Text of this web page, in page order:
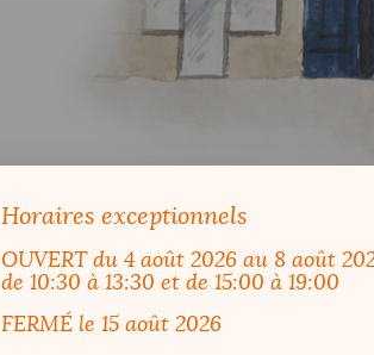
Horaires exceptionnels
OUVERT du 4 août 2026 au 8 août
de 10:30 à 13:30 et de 15:00 à 19:00
FERMÉ le 15 août 2026